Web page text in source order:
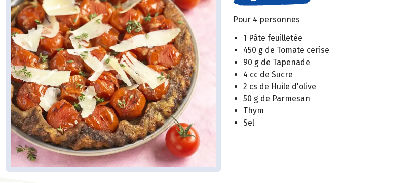
Pour 4 personnes
1 Pâte feuilletée
450 g de Tomate cerise
90 g de Tapenade
4 cc de Sucre
2 cs de Huile d'olive
50 g de Parmesan
Thym
Sel